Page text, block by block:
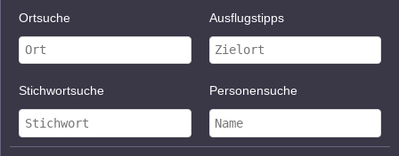
Ortsuche Ausflugstipps
Stichwortsuche Personensuche